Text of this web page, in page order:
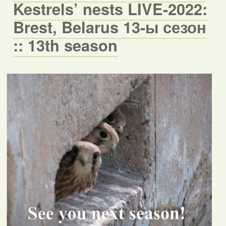
Kestrels’ nests LIVE-2022:
Brest, Belarus 13-ы сезон
:: 13th season